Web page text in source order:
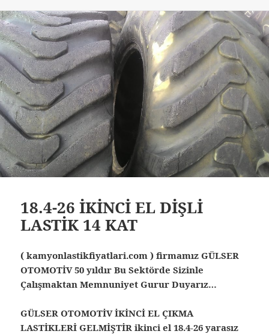
18.4-26 İKİNCİ EL DİŞLİ
LASTİK 14 KAT
( kamyonlastikfiyatlari.com ) firmamız GÜLSER
OTOMOTİV 50 yıldır Bu Sektörde Sizinle
Çalışmaktan Memnuniyet Gurur Duyarız…
GÜLSER OTOMOTİV İKİNCİ EL ÇIKMA
LASTİKLERİ GELMİŞTİR ikinci el 18.4-26 yarasız